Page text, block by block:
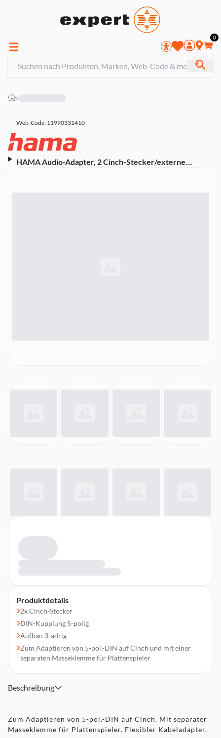
0
»
Web-Code: 11990331410
HAMA Audio-Adapter, 2 Cinch-Stecker/externe
Produktdetails
2x Cinch-Stecker
DIN-Kupplung 5-polig
Aufbau 3-adrig
Zum Adaptieren von 5-pol.-DIN auf Cinch und mit einer
separaten Masseklemme für Plattenspieler
Beschreibung
Zum Adaptieren von 5-pol.-DIN auf Cinch. Mit separater
Masseklemme für Plattenspieler. Flexibler Kabeladapter.